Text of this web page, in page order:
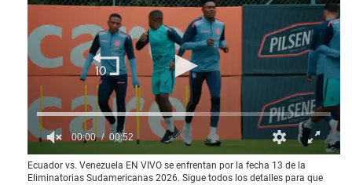
0
o
00:00 00:52
Ecuador vs. Venezuela EN VIVO se enfrentan por la fecha 13 de la
Eliminatorias Sudamericanas 2026. Sigue todos los detalles para que